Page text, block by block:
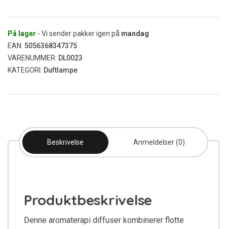
Diffuser
antal
På lager - Vi sender pakker igen på mandag
EAN: 5056368347375
VARENUMMER: DL0023
KATEGORI: Duftlampe
Beskrivelse Anmeldelser (0)
Produktbeskrivelse
Denne aromaterapi diffuser kombinerer flotte